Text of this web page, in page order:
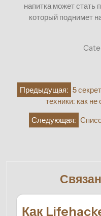
напитка может стать
который поднимет
Навигация
по
записям
Предыдущая: 5
техники: как
Следующая:
Как